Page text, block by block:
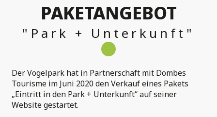
PAKETANGEBOT
"Park + Unterkunft"
Der Vogelpark hat in Partnerschaft mit Dombes
Tourisme im Juni 2020 den Verkauf eines Pakets
„Eintritt in den Park + Unterkunft“ auf seiner
Website gestartet.